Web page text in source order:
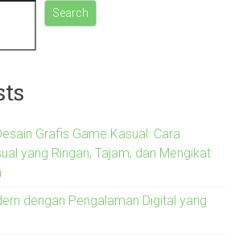
Search
Grafis Game Kasual: Cara
yang Ringan, Tajam, dan Mengikat
dengan Pengalaman Digital yang